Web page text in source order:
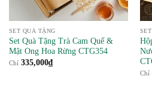
SET QUÀ TẶNG
Set Quà Tặng Trà Cam Quế &
Mật Ong Hoa Rừng CTG354
Chỉ 335,000₫
Chỉ